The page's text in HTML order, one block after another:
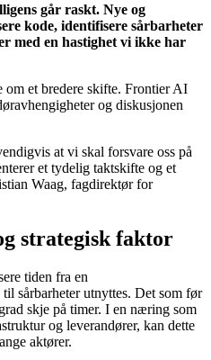
går raskt. Nye og
kode, identifisere sårbarheter
med en hastighet vi ikke har
et bredere skifte. Frontier AI
og diskusjonen
at vi skal forsvare oss på
et tydelig taktskifte og et
Waag, fagdirektør for
strategisk faktor
tiden fra en
sårbarheter utnyttes. Det som før
skje på timer. I en næring som
og leverandører, kan dette
aktører.